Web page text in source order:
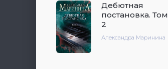
Дебютная
постановка. Том
2
Александра Маринина